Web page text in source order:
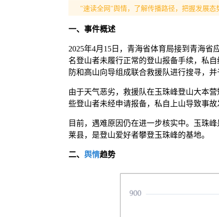
"速读全网"舆情，了解传播路径，把握发展
一、事件概述
2025年4月15日，青海省体育局接到青海
名登山者未履行正常的登山报备手续，私
防和高山向导组成联合救援队进行搜寻，并
由于天气恶劣，救援队在玉珠峰登山大本
些登山者未经申请报备，私自上山导致事
目前，遇难原因仍在进一步核实中。玉珠
莱县，是登山爱好者攀登玉珠峰的基地。
二、 舆情趋势